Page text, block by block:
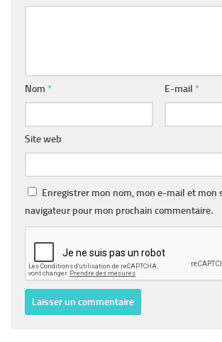
Nom * E-mail *
Site web
Enregistrer mon nom, mon e-mail et mon
navigateur pour mon prochain commentaire.